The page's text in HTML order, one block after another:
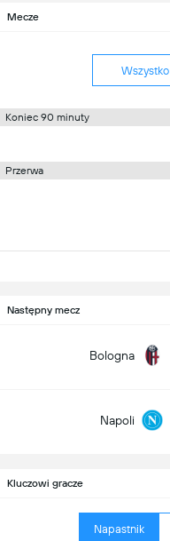
Mecze
Wszystko
Koniec 90 minuty
Przerwa
Następny mecz
Bologna
Napoli
Kluczowi gracze
Napastnik